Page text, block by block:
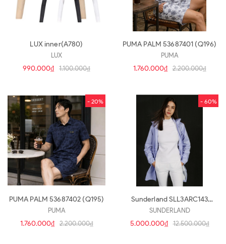
LUX inner(A780)
LUX
990.000₫ 1.100.000₫
PUMA PALM 53687401 (Q196)
PUMA
1.760.000₫ 2.200.000₫
- 20%
PUMA PALM 53687402 (Q195)
PUMA
1.760.000₫ 2.200.000₫
- 60%
Sunderland SLL3ARC143
Pp(a729)
SUNDERLAND
5.000.000₫ 12.500.000₫